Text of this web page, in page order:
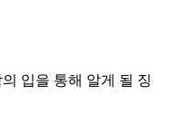
입을 통해 알게 될 징